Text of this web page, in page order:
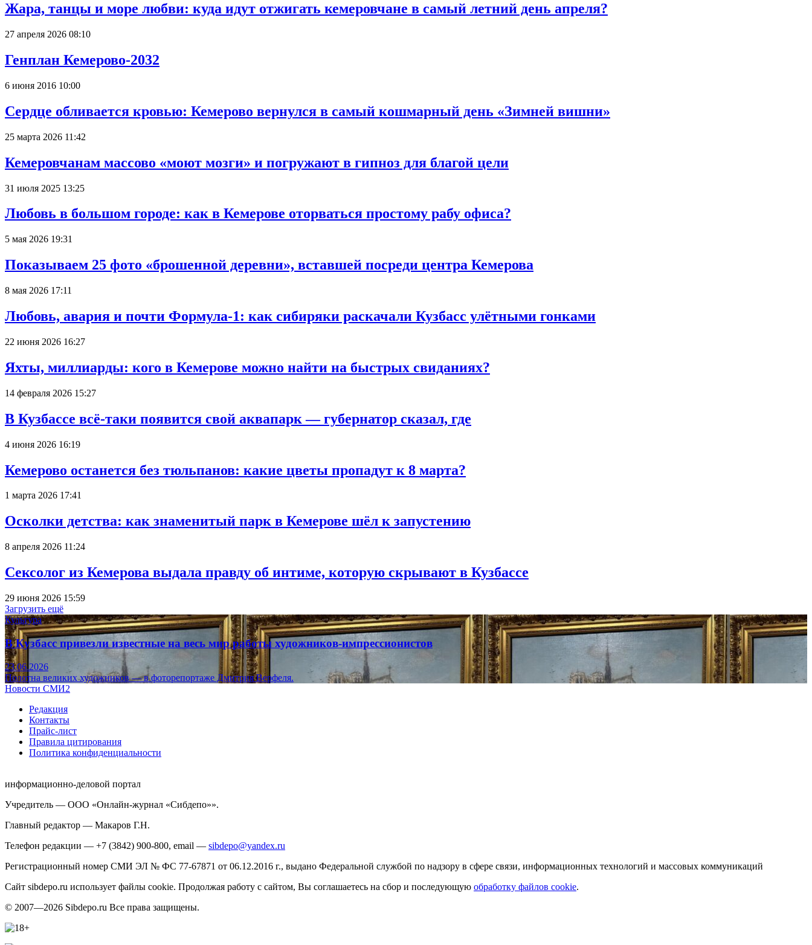
Жара, танцы и море любви: куда идут отжигать кемеровчане в самый летний день апреля?
27 апреля 2026 08:10
Генплан Кемерово-2032
6 июня 2016 10:00
Сердце обливается кровью: Кемерово вернулся в самый кошмарный день «Зимней вишни»
25 марта 2026 11:42
Кемеровчанам массово «моют мозги» и погружают в гипноз для благой цели
31 июля 2025 13:25
Любовь в большом городе: как в Кемерове оторваться простому рабу офиса?
5 мая 2026 19:31
Показываем 25 фото «брошенной деревни», вставшей посреди центра Кемерова
8 мая 2026 17:11
Любовь, авария и почти Формула-1: как сибиряки раскачали Кузбасс улётными гонками
22 июня 2026 16:27
Яхты, миллиарды: кого в Кемерове можно найти на быстрых свиданиях?
14 февраля 2026 15:27
В Кузбассе всё-таки появится свой аквапарк — губернатор сказал, где
4 июня 2026 16:19
Кемерово останется без тюльпанов: какие цветы пропадут к 8 марта?
1 марта 2026 17:41
Осколки детства: как знаменитый парк в Кемерове шёл к запустению
8 апреля 2026 11:24
Сексолог из Кемерова выдала правду об интиме, которую скрывают в Кузбассе
29 июня 2026 15:59
Загрузить ещё
Культура
В Кузбасс привезли известные на весь мир работы художников-импрессионистов
23.06.2026
Полотна великих художников — в фоторепортаже Дмитрия Верфеля.
Новости СМИ2
Редакция
Контакты
Прайс-лист
Правила цитирования
Политика конфиденциальности
информационно-деловой портал
Учредитель — ООО «Онлайн-журнал «Сибдепо»».
Главный редактор — Макаров Г.Н.
Телефон редакции — +7 (3842) 900-800, email — sibdepo@yandex.ru
Регистрационный номер СМИ ЭЛ № ФС 77-67871 от 06.12.2016 г., выдано Федеральной службой по надзору в сфере связи, информационных технологий и массовых коммуникаций
Сайт sibdepo.ru использует файлы cookie. Продолжая работу с сайтом, Вы соглашаетесь на сбор и последующую обработку файлов cookie.
© 2007—2026 Sibdepo.ru Все права защищены.